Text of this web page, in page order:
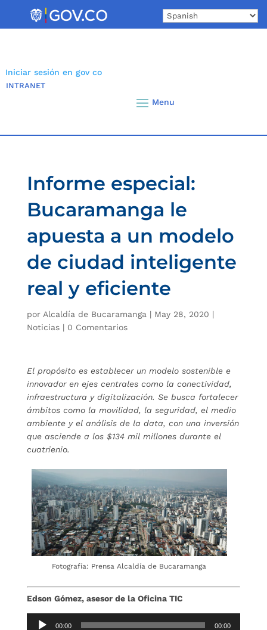
Iniciar sesión en gov co
INTRANET
Informe especial:
Bucaramanga le
apuesta a un modelo
de ciudad inteligente
real y eficiente
por Alcaldía de Bucaramanga | May 28, 2020 |
Noticias| 0 Comentarios
El propósito es establecer un modelo sostenible e
innovador en ejes centrales como la conectividad,
infraestructura y digitalización. Se busca fortalecer
ámbitos como la movilidad, la seguridad, el medio
ambiente y el análisis de la data, con una inversión
que asciende a los $134 mil millones durante el
cuatrienio.
Fotografía: Prensa Alcaldía de Bucaramanga
Edson Gómez, asesor de la Oficina TIC
Reproductor
00:00 00:00